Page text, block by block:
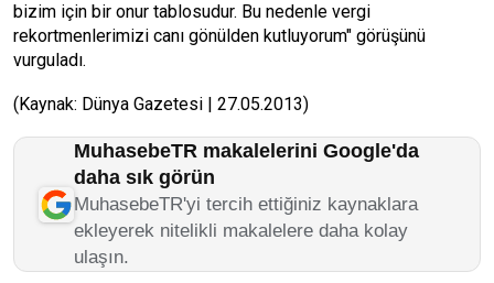
bizim için bir onur tablosudur. Bu nedenle vergi
rekortmenlerimizi canı gönülden kutluyorum" görüşünü
vurguladı.
(Kaynak: Dünya Gazetesi | 27.05.2013)
MuhasebeTR makalelerini Google'da
daha sık görün
MuhasebeTR'yi tercih ettiğiniz kaynaklara
ekleyerek nitelikli makalelere daha kolay
ulaşın.